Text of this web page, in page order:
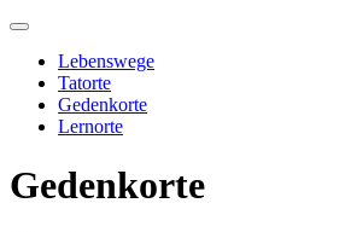
Skip
contentLebenswege
Tatorte
Gedenkorte
Lernorte
Gedenkorte